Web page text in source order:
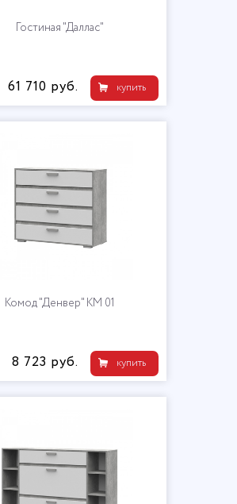
Гостиная "Даллас"
купить
61 710 руб.
Комод "Денвер" КМ 01
купить
8 723 руб.